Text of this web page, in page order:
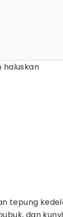
haluskan
tepung